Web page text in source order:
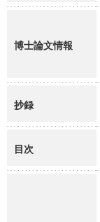
博士論文情報
抄録
目次